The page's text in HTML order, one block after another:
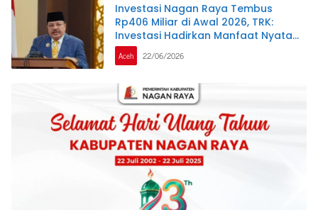
Investasi Nagan Raya Tembus
Rp406 Miliar di Awal 2026, TRK:
Investasi Hadirkan Manfaat Nyata
bagi Masyarakat
Aceh 22/06/2026